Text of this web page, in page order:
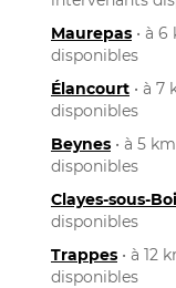
Maurepas • à
disponibles
Élancourt • à 7
disponibles
Beynes • à 5
disponibles
Clayes-sous-
disponibles
Trappes • à 12
disponibles